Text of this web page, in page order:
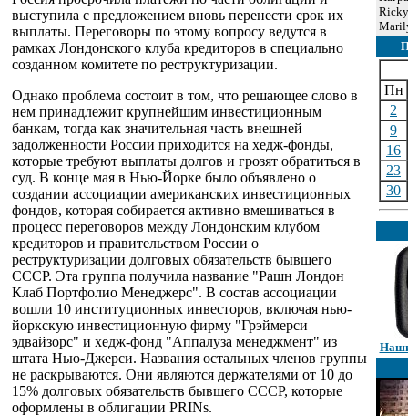
выступила с предложением вновь перенести срок их
выплаты. Переговоры по этому вопросу ведутся в
рамках Лондонского клуба кредиторов в специально
созданном комитете по реструктуризации.
Однако проблема состоит в том, что решающее слово в
нем принадлежит крупнейшим инвестиционным
банкам, тогда как значительная часть внешней
задолженности России приходится на хедж-фонды,
которые требуют выплаты долгов и грозят обратиться в
суд. В конце мая в Нью-Йорке было объявлено о
создании ассоциации американских инвестиционных
фондов, которая собирается активно вмешиваться в
процесс переговоров между Лондонским клубом
кредиторов и правительством России о
реструктуризации долговых обязательств бывшего
СССР. Эта группа получила название "Рашн Лондон
Клаб Портфолио Менеджерс". В состав ассоциации
вошли 10 институционных инвесторов, включая нью-
йоркскую инвестиционную фирму "Грэймерси
эдвайзорс" и хедж-фонд "Аппалуза менеджмент" из
штата Нью-Джерси. Названия остальных членов группы
не раскрываются. Они являются держателями от 10 до
15% долговых обязательств бывшего СССР, которые
оформлены в облигации PRINs.
Пн
2
9
16
23
30